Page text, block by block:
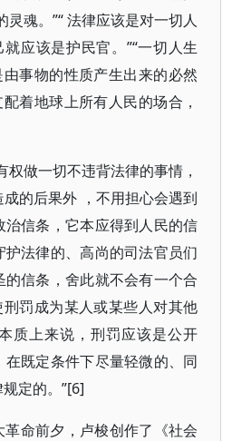
灵魂。”“ 法律应该是对一切人
应该是护民官。”“一切人生
事物的性质产生出来的必然
着地球上所有人民的场合，
权做一切不违背法律的事情，
的后果外 ，不用担心会遇到
信条，它本应得到人民的信
法律的、高尚的司法官员们
信条，舍此就不会有一个合
刑罚成为某人或某些人对其他
质上来说，刑罚应该是公开
既定条件下尽量轻微的、同
定的。”[6]
命前夕，卢梭创作了《社会